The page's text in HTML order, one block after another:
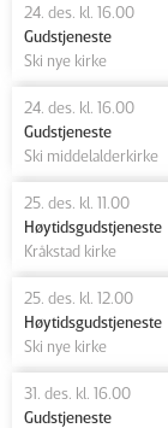
24. des. kl. 16.00
Gudstjeneste
Ski nye kirke
24. des. kl. 16.00
Gudstjeneste
Ski middelalderkirke
25. des. kl. 11.00
Høytidsgudstjeneste
Kråkstad kirke
25. des. kl. 12.00
Høytidsgudstjeneste
Ski nye kirke
31. des. kl. 16.00
Gudstjeneste